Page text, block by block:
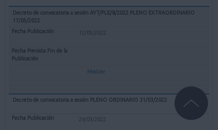
Decreto de convocatoria a sesión AYT/PLE/8/2022 PLENO EXTRAORDINARIO
17/05/2022
12/05/2022
Mostrar
Decreto de convocatoria a sesión PLENO ORDINARIO 31/03/2022
29/03/2022